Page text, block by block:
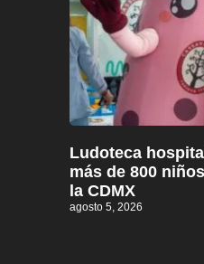
Ludoteca
más de 800
la CDMX
agosto 5, 2026